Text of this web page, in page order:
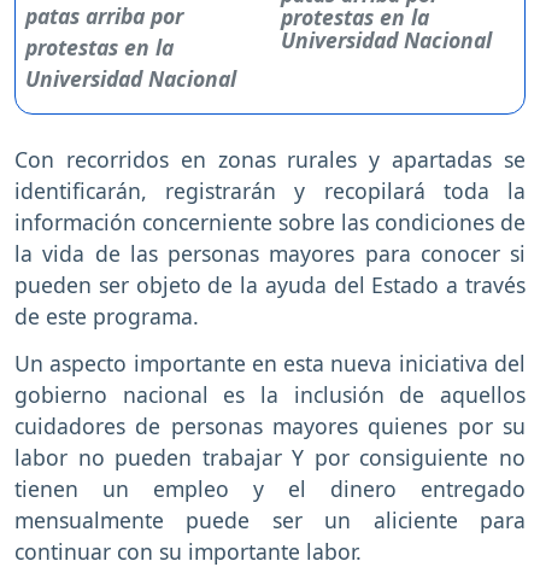
protestas en la
Universidad Nacional
Con recorridos en zonas rurales y apartadas se
identificarán, registrarán y recopilará toda la
información concerniente sobre las condiciones de
la vida de las personas mayores para conocer si
pueden ser objeto de la ayuda del Estado a través
de este programa.
Un aspecto importante en esta nueva iniciativa del
gobierno nacional es la inclusión de aquellos
cuidadores de personas mayores quienes por su
labor no pueden trabajar Y por consiguiente no
tienen un empleo y el dinero entregado
mensualmente puede ser un aliciente para
continuar con su importante labor.